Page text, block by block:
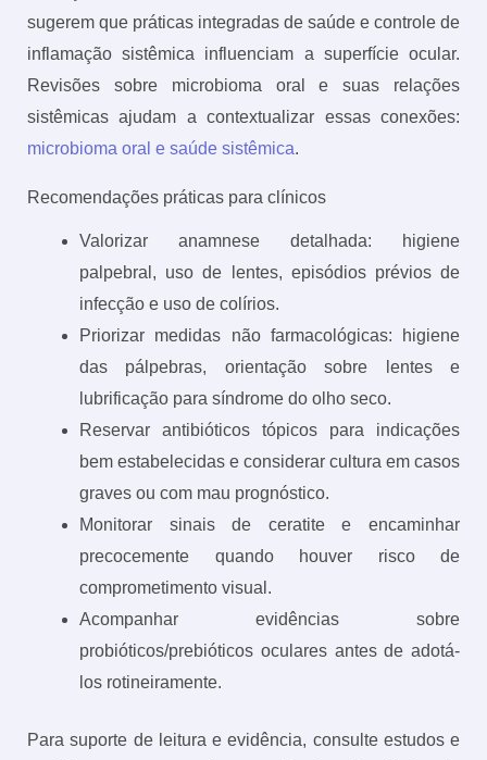
sugerem que práticas integradas de saúde e controle de
inflamação sistêmica influenciam a superfície ocular.
Revisões sobre microbioma oral e suas relações
sistêmicas ajudam a contextualizar essas conexões:
microbioma oral e saúde sistêmica.
Recomendações práticas para clínicos
Valorizar anamnese detalhada: higiene
palpebral, uso de lentes, episódios prévios de
infecção e uso de colírios.
Priorizar medidas não farmacológicas: higiene
das pálpebras, orientação sobre lentes e
lubrificação para síndrome do olho seco.
Reservar antibióticos tópicos para indicações
bem estabelecidas e considerar cultura em casos
graves ou com mau prognóstico.
Monitorar sinais de ceratite e encaminhar
precocemente quando houver risco de
comprometimento visual.
Acompanhar evidências sobre
probióticos/prebióticos oculares antes de adotá-
los rotineiramente.
Para suporte de leitura e evidência, consulte estudos e